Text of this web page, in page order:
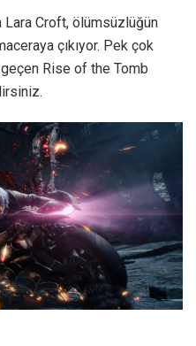
Lara Croft, ölümsüzlüğün
çıkıyor. Pek çok
Rise of the Tomb